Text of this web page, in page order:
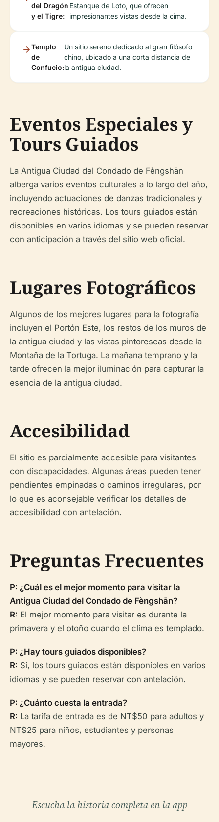
del Dragón
y el Tigre:
Estanque de Loto, que ofrecen
impresionantes vistas desde la cima.
Templo
de
Confucio:
Un sitio sereno dedicado al gran filósofo
chino, ubicado a una corta distancia de
la antigua ciudad.
Eventos Especiales y
Tours Guiados
La Antigua Ciudad del Condado de Fèngshān
alberga varios eventos culturales a lo largo del año,
incluyendo actuaciones de danzas tradicionales y
recreaciones históricas. Los tours guiados están
disponibles en varios idiomas y se pueden reservar
con anticipación a través del sitio web oficial.
Lugares Fotográficos
Algunos de los mejores lugares para la fotografía
incluyen el Portón Este, los restos de los muros de
la antigua ciudad y las vistas pintorescas desde la
Montaña de la Tortuga. La mañana temprano y la
tarde ofrecen la mejor iluminación para capturar la
esencia de la antigua ciudad.
Accesibilidad
El sitio es parcialmente accesible para visitantes
con discapacidades. Algunas áreas pueden tener
pendientes empinadas o caminos irregulares, por
lo que es aconsejable verificar los detalles de
accesibilidad con antelación.
Preguntas Frecuentes
P: ¿Cuál es el mejor momento para visitar la
Antigua Ciudad del Condado de Fèngshān?
R: El mejor momento para visitar es durante la
primavera y el otoño cuando el clima es templado.
P: ¿Hay tours guiados disponibles?
R: Sí, los tours guiados están disponibles en varios
idiomas y se pueden reservar con antelación.
P: ¿Cuánto cuesta la entrada?
R: La tarifa de entrada es de NT$50 para adultos y
NT$25 para niños, estudiantes y personas
mayores.
Escucha la historia completa en la app